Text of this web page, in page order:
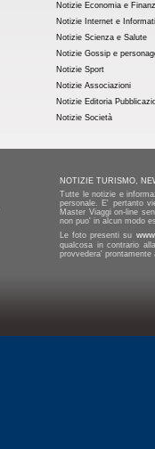
Notizie Economia e
Notizie Internet e
Notizie Scienza e Salute
Notizie Gossip e
Notizie Sport
Notizie Associazioni
Notizie Editoria
Notizie Società
NOTIZIE TURISMO,
Tutte le notizie e
personale. E' pertanto
Master Viaggi on-line
non puo' in alcun modo
Le foto presenti su
qualcosa in contrario
provvedera'